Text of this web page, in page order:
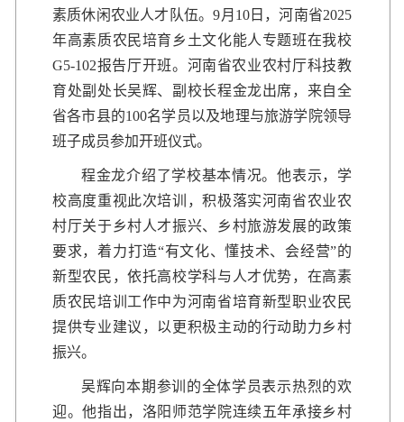
素质休闲农业人才队伍。9月10日，河南省2025
年高素质农民培育乡土文化能人专题班在我校
G5-102报告厅开班。河南省农业农村厅科技教
育处副处长吴辉、副校长程金龙出席，来自全
省各市县的100名学员以及地理与旅游学院领导
班子成员参加开班仪式。
程金龙介绍了学校基本情况。他表示，学
校高度重视此次培训，积极落实河南省农业农
村厅关于乡村人才振兴、乡村旅游发展的政策
要求，着力打造“有文化、懂技术、会经营”的
新型农民，依托高校学科与人才优势，在高素
质农民培训工作中为河南省培育新型职业农民
提供专业建议，以更积极主动的行动助力乡村
振兴。
吴辉向本期参训的全体学员表示热烈的欢
迎。他指出，洛阳师范学院连续五年承接乡村